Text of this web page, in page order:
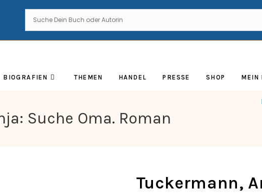
BIOGRAFIEN THEMEN HANDEL PRESSE SHOP MEIN
Suche Oma. Roman
Tuckermann,